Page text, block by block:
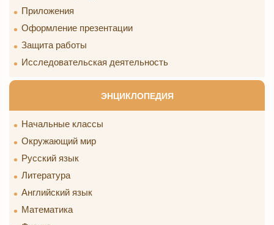
Приложения
Оформление презентации
Защита работы
Исследовательская деятельность
ЭНЦИКЛОПЕДИЯ
Начальные классы
Окружающий мир
Русский язык
Литература
Английский язык
Математика